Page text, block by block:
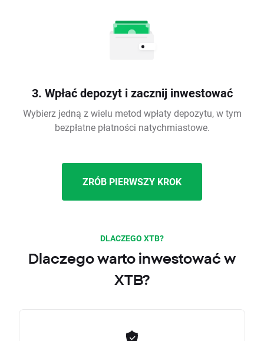
3. Wpłać depozyt i zacznij inwestować
Wybierz jedną z wielu metod wpłaty depozytu, w tym
bezpłatne płatności natychmiastowe.
ZRÓB PIERWSZY KROK
DLACZEGO XTB?
Dlaczego warto inwestować w
XTB?